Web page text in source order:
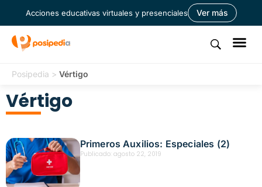
Acciones educativas virtuales y presenciales Ver más
Posipedia > Vértigo
Vértigo
Primeros Auxilios: Especiales (2)
Publicado: agosto 22, 2019